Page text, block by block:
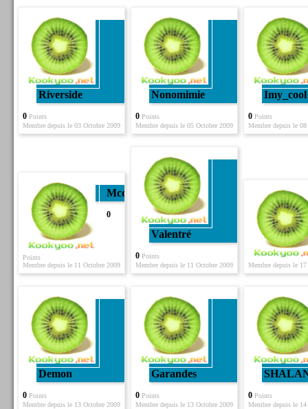
Riverside
0Points
Membre depuis le 03 Octobre 2009
Nonomimie
0Points
Membre depuis le 05 Octobre 2009
Imy_cool
0Points
Membre depuis le 08
Mcdo
0
Points
Membre depuis le 11 Octobre 2009
Valentré
0Points
Membre depuis le 11 Octobre 2009
Membre depuis le
Demon
0Points
Membre depuis le 13 Octobre 2009
Garandes
0Points
Membre depuis le 13 Octobre 2009
0Points
Membre depuis le 14